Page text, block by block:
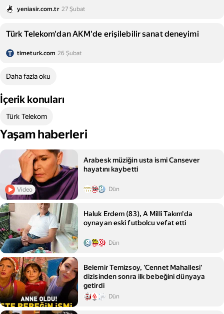
yeniasir.com.tr 27 Şubat
Türk Telekom'dan AKM'de erişilebilir sanat deneyimi
timeturk.com 26 Şubat
Daha fazla oku
İçerik konuları
Türk Telekom
Yaşam haberleri
Video
Arabesk müziğin usta ismi Cansever
hayatını kaybetti
Dün
Haluk Erdem (83), A Milli Takım'da
oynayan eski futbolcu vefat etti
Dün
Belemir Temizsoy, 'Cennet Mahallesi'
dizisinden sonra ilk bebeğini dünyaya
getirdi
Dün